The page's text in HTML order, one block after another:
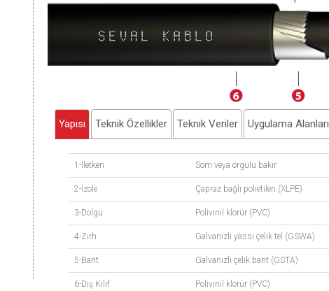
Yapısı Teknik Özellikler Teknik Veriler Uygulama Alanları
1-İletken Som veya örgülü bakır
2-İzole Çapraz bağlı polietilen (XLPE)
3-Dolgu Polivinil klorür (PVC)
4-Zırh Galvanizli yassı çelik tel (GSWA)
5-Bant Galvanizli çelik bant (GSTA)
6-Dış Kılıf Polivinil klorür (PVC)